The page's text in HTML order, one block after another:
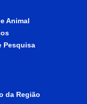
Animal
Pesquisa
da Região